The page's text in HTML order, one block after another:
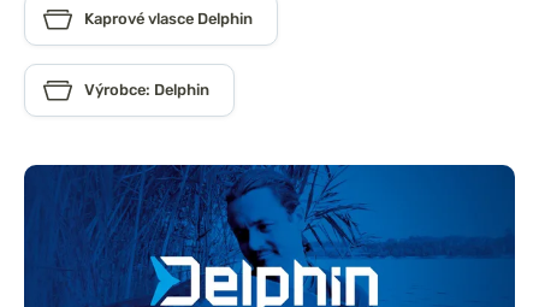
Kaprové vlasce Delphin
Výrobce: Delphin